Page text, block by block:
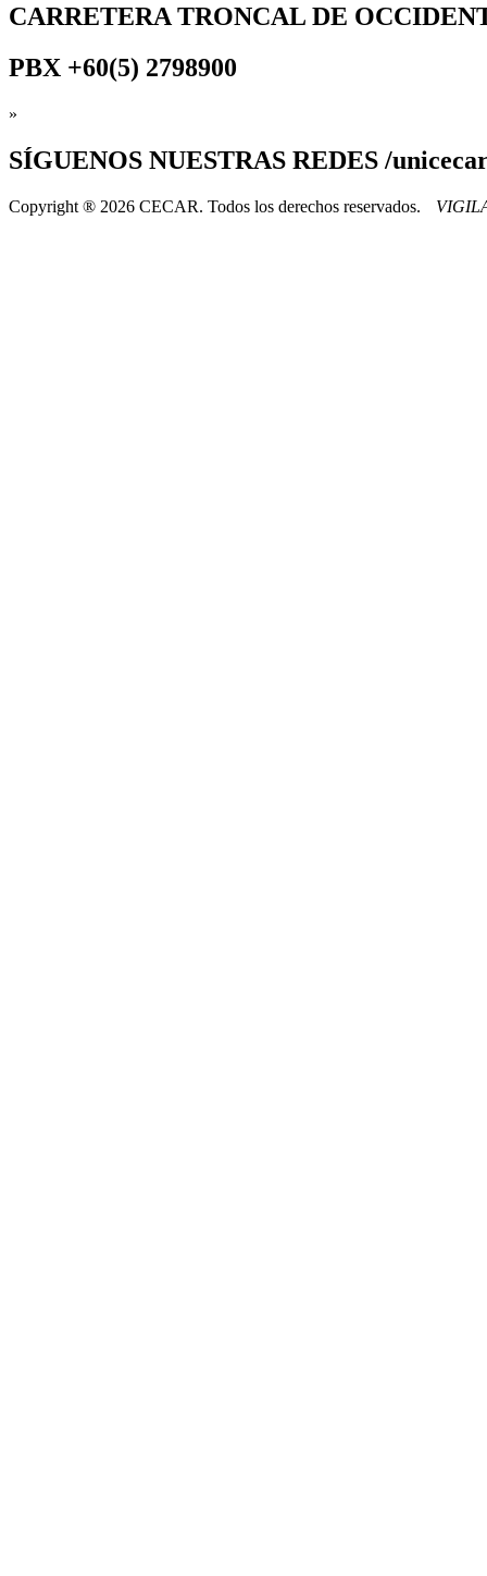
CARRETERA TRONCAL DE
PBX +60(5) 2798900
»
SÍGUENOS NUESTRAS REDES /
Copyright ® 2026 CECAR. Todos los derechos reservados.